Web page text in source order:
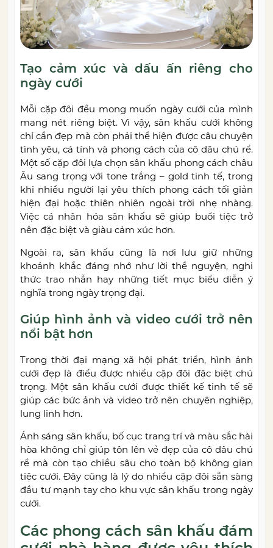
Tạo cảm xúc và dấu ấn riêng cho
ngày cưới
Mỗi cặp đôi đều mong muốn ngày cưới của mình
mang nét riêng biệt. Vì vậy, sân khấu cưới không
chỉ cần đẹp mà còn phải thể hiện được câu chuyện
tình yêu, cá tính và phong cách của cô dâu chú rể.
Một số cặp đôi lựa chọn sân khấu phong cách châu
Âu sang trọng với tone trắng – gold tinh tế, trong
khi nhiều người lại yêu thích phong cách tối giản
hiện đại hoặc thiên nhiên ngoài trời nhẹ nhàng.
Việc cá nhân hóa sân khấu sẽ giúp buổi tiệc trở
nên đặc biệt và giàu cảm xúc hơn.
Ngoài ra, sân khấu cũng là nơi lưu giữ những
khoảnh khắc đáng nhớ như lời thề nguyện, nghi
thức trao nhẫn hay những tiết mục biểu diễn ý
nghĩa trong ngày trọng đại.
Giúp hình ảnh và video cưới trở nên
nổi bật hơn
Trong thời đại mạng xã hội phát triển, hình ảnh
cưới đẹp là điều được nhiều cặp đôi đặc biệt chú
trọng. Một sân khấu cưới được thiết kế tinh tế sẽ
giúp các bức ảnh và video trở nên chuyên nghiệp,
lung linh hơn.
Ánh sáng sân khấu, bố cục trang trí và màu sắc hài
hòa không chỉ giúp tôn lên vẻ đẹp của cô dâu chú
rể mà còn tạo chiều sâu cho toàn bộ không gian
tiệc cưới. Đây cũng là lý do nhiều cặp đôi sẵn sàng
đầu tư mạnh tay cho khu vực sân khấu trong ngày
cưới.
Các phong cách sân khấu đám